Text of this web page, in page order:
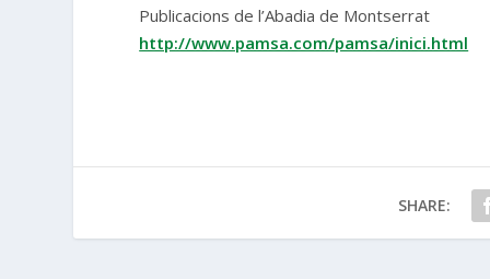
Publicacions de l’Abadia de Montserrat
http://www.pamsa.com/pamsa/inici.html
SHARE: